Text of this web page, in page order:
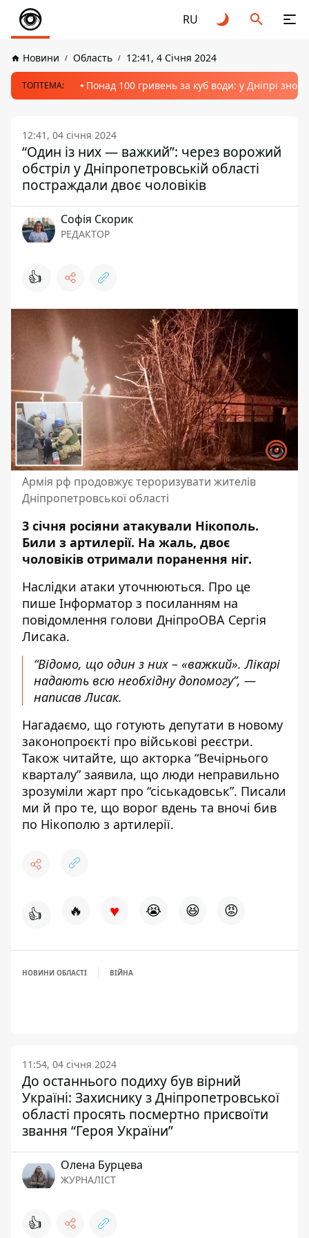
RU
Новини Область 12:41, 4 Січня 2024
ТОПТЕМА: Понад 100 гривень за куб води: у Дніпрі
12:41, 04 січня 2024
“Один із них — важкий”: через ворожий
обстріл у Дніпропетровській області
постраждали двоє чоловіків
Софія Скорик
РЕДАКТОР
👍
Армія рф продовжує тероризувати жителів
Дніпропетровської області
3 січня росіяни атакували Нікополь.
Били з артилерії. На жаль, двоє
чоловіків отримали поранення ніг.
Наслідки атаки уточнюються. Про це
пише Інформатор з посиланням на
повідомлення голови ДніпроОВА Сергія
Лисака.
“Відомо, що один з них – «важкий». Лікарі
надають всю необхідну допомогу”, —
написав Лисак.
Нагадаємо, що готують депутати в новому
законопроєкті про військові реєстри.
Також читайте, що акторка “Вечірнього
кварталу” заявила, що люди неправильно
зрозуміли жарт про “сіськадовськ”. Писали
ми й про те, що ворог вдень та вночі бив
по Нікополю з артилерії.
👍 🔥 ♥ 😭 😆 😡
НОВИНИ ОБЛАСТІ ВІЙНА
11:54, 04 січня 2024
До останнього подиху був вірний
Україні: Захиснику з Дніпропетровської
області просять посмертно присвоїти
звання “Героя України”
Олена Бурцева
ЖУРНАЛІСТ
👍